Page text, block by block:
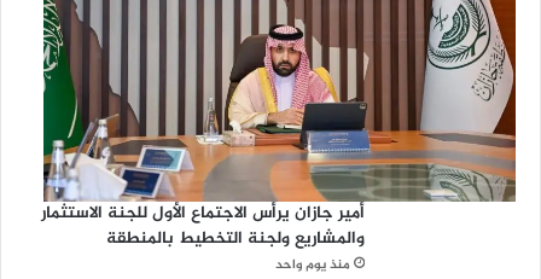
أمير جازان يرأس الاجتماع الأول للجنة الاستثمار
والمشاريع ولجنة التخطيط بالمنطقة
منذ يوم واحد